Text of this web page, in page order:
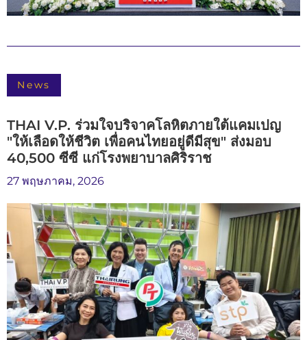
News
THAI V.P. ร่วมใจบริจาคโลหิตภายใต้แคมเปญ
"ให้เลือดให้ชีวิต เพื่อคนไทยอยู่ดีมีสุข" ส่งมอบ
40,500 ซีซี แก่โรงพยาบาลศิริราช
27 พฤษภาคม, 2026